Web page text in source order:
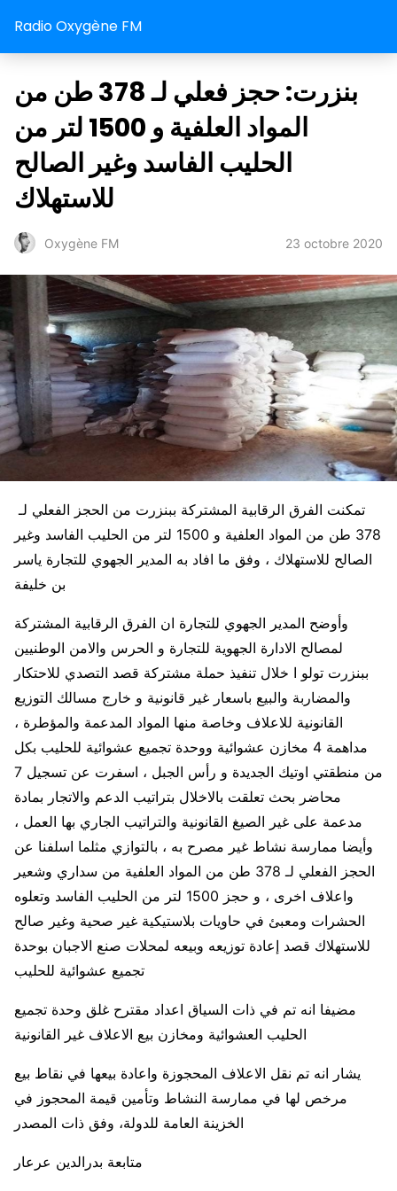
Radio Oxygène FM
بنزرت: حجز فعلي لـ 378 طن من
المواد العلفية و 1500 لتر من
الحليب الفاسد وغير الصالح
للاستهلاك
Oxygène FM 23 octobre 2020
378 طن من المواد العلفية و 1500 لتر من الحليب الفاسد وغير
الصالح للاستهلاك ، وفق ما افاد به المدير الجهوي للتجارة ياسر
بن خليفة
وأوضح المدير الجهوي للتجارة ان الفرق الرقابية المشتركة
لمصالح الادارة الجهوية للتجارة و الحرس والامن الوطنيين
ببنزرت تولو ا خلال تنفيذ حملة مشتركة قصد التصدي للاحتكار
والمضاربة والبيع باسعار غير قانونية و خارج مسالك التوزيع
القانونية للاعلاف وخاصة منها المواد المدعمة والمؤطرة ،
مداهمة 4 مخازن عشوائية ووحدة تجميع عشوائية للحليب بكل
من منطقتي اوتيك الجديدة و رأس الجبل ، اسفرت عن تسجيل 7
محاضر بحث تعلقت بالاخلال بتراتيب الدعم والاتجار بمادة
مدعمة على غير الصيغ القانونية والتراتيب الجاري بها العمل ،
وأيضا ممارسة نشاط غير مصرح به ، بالتوازي مثلما اسلفنا عن
الحجز الفعلي لـ 378 طن من المواد العلفية من سداري وشعير
واعلاف اخرى ، و حجز 1500 لتر من الحليب الفاسد وتعلوه
الحشرات ومعبئ في حاويات بلاستيكية غير صحية وغير صالح
للاستهلاك قصد إعادة توزيعه وبيعه لمحلات صنع الاجبان بوحدة
تجميع عشوائية للحليب
مضيفا انه تم في ذات السياق اعداد مقترح غلق وحدة تجميع
الحليب العشوائية ومخازن بيع الاعلاف غير القانونية
يشار انه تم نقل الاعلاف المحجوزة واعادة بيعها في نقاط بيع
مرخص لها في ممارسة النشاط وتأمين قيمة المحجوز في
الخزينة العامة للدولة، وفق ذات المصدر
متابعة بدرالدين عرعار